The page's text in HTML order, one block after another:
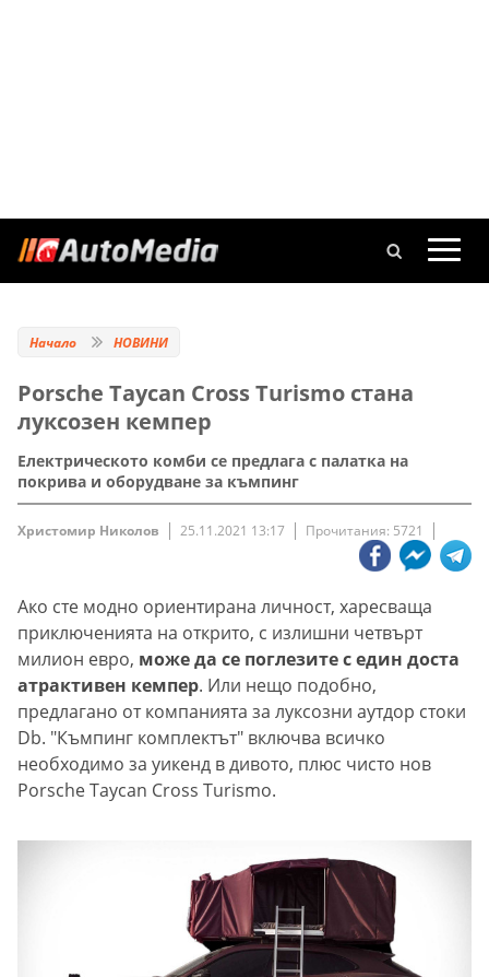
Начало НОВИНИ
Porsche Taycan Cross Turismo стана
луксозен кемпер
Електрическото комби се предлага с палатка на
покрива и оборудване за къмпинг
Христомир Николов 25.11.2021 13:17 Прочитания: 5721
Ако сте модно ориентирана личност, харесваща
приключенията на открито, с излишни четвърт
милион евро, може да се поглезите с един доста
атрактивен кемпер. Или нещо подобно,
предлагано от компанията за луксозни аутдор стоки
Db. "Къмпинг комплектът" включва всичко
необходимо за уикенд в дивото, плюс чисто нов
Porsche Taycan Cross Turismo.